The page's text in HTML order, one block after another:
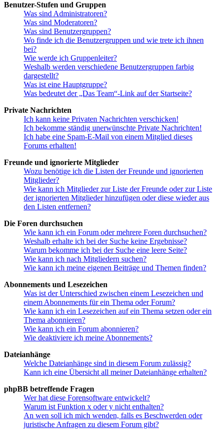
Benutzer-Stufen und Gruppen
Was sind Administratoren?
Was sind Moderatoren?
Was sind Benutzergruppen?
Wo finde ich die Benutzergruppen und wie trete ich ihnen
bei?
Wie werde ich Gruppenleiter?
Weshalb werden verschiedene Benutzergruppen farbig
dargestellt?
Was ist eine Hauptgruppe?
Was bedeutet der „Das Team“-Link auf der Startseite?
Private Nachrichten
Ich kann keine Privaten Nachrichten verschicken!
Ich bekomme ständig unerwünschte Private Nachrichten!
Ich habe eine Spam-E-Mail von einem Mitglied dieses
Forums erhalten!
Freunde und ignorierte Mitglieder
Wozu benötige ich die Listen der Freunde und ignorierten
Mitglieder?
Wie kann ich Mitglieder zur Liste der Freunde oder zur Liste
der ignorierten Mitglieder hinzufügen oder diese wieder aus
den Listen entfernen?
Die Foren durchsuchen
Wie kann ich ein Forum oder mehrere Foren durchsuchen?
Weshalb erhalte ich bei der Suche keine Ergebnisse?
Warum bekomme ich bei der Suche eine leere Seite?
Wie kann ich nach Mitgliedern suchen?
Wie kann ich meine eigenen Beiträge und Themen finden?
Abonnements und Lesezeichen
Was ist der Unterschied zwischen einem Lesezeichen und
einem Abonnements für ein Thema oder Forum?
Wie kann ich ein Lesezeichen auf ein Thema setzen oder ein
Thema abonnieren?
Wie kann ich ein Forum abonnieren?
Wie deaktiviere ich meine Abonnements?
Dateianhänge
Welche Dateianhänge sind in diesem Forum zulässig?
Kann ich eine Übersicht all meiner Dateianhänge erhalten?
phpBB betreffende Fragen
Wer hat diese Forensoftware entwickelt?
Warum ist Funktion x oder y nicht enthalten?
An wen soll ich mich wenden, falls es Beschwerden oder
juristische Anfragen zu diesem Forum gibt?